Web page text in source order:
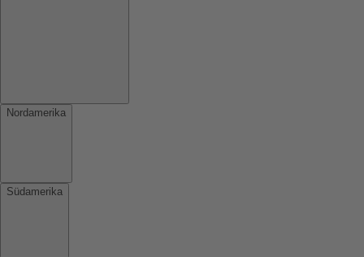
Nordamerika
Südamerika